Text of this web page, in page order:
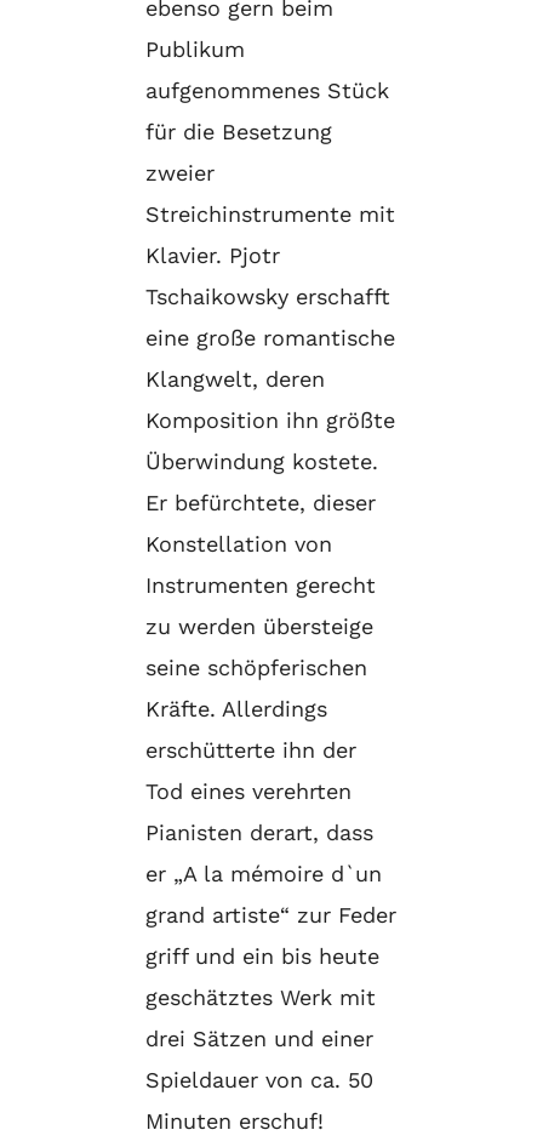
ebenso gern beim
Publikum
aufgenommenes Stück
für die Besetzung
zweier
Streichinstrumente mit
Klavier. Pjotr
Tschaikowsky erschafft
eine große romantische
Klangwelt, deren
Komposition ihn größte
Überwindung kostete.
Er befürchtete, dieser
Konstellation von
Instrumenten gerecht
zu werden übersteige
seine schöpferischen
Kräfte. Allerdings
erschütterte ihn der
Tod eines verehrten
Pianisten derart, dass
er „A la mémoire d`un
grand artiste“ zur Feder
griff und ein bis heute
geschätztes Werk mit
drei Sätzen und einer
Spieldauer von ca. 50
Minuten erschuf!